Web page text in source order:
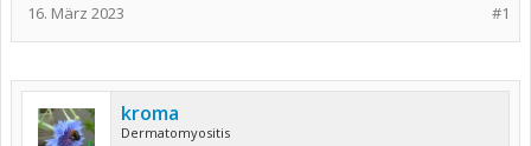
#1
16. März 2023
kroma
Dermatomyositis